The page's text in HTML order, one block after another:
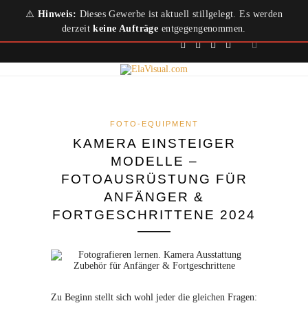
⚠️ Hinweis: Dieses Gewerbe ist aktuell stillgelegt. Es werden
derzeitkeine Aufträge entgegengenommen.
FOTO-EQUIPMENT
KAMERA EINSTEIGER
MODELLE –
FOTOAUSRÜSTUNG FÜR
ANFÄNGER &
FORTGESCHRITTENE 2024
Zu Beginn stellt sich wohl jeder die gleichen Fragen: